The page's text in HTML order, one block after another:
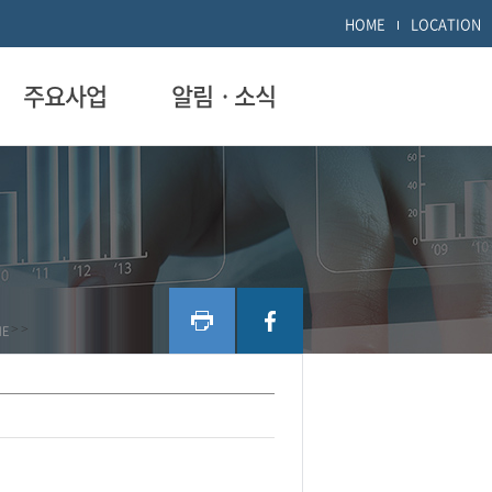
HOME LOCATION
주요사업 알림ㆍ소식
> >